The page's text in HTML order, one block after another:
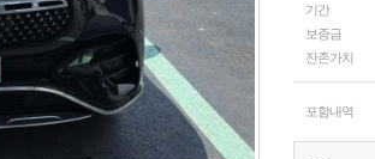
기간
보증금
잔존가치
포함내역